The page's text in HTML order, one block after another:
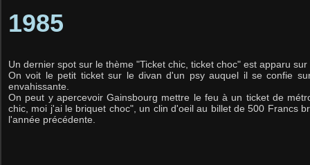
1985
Un dernier spot sur le thème "Ticket chic, ticket choc" est apparu
On voit le petit ticket sur le divan d'un psy auquel il se confie
envahissante.
On peut y apercevoir Gainsbourg mettre le feu à un ticket de
chic, moi j'ai le briquet choc", un clin d'oeil au billet de 500 Francs
l'année précédente.